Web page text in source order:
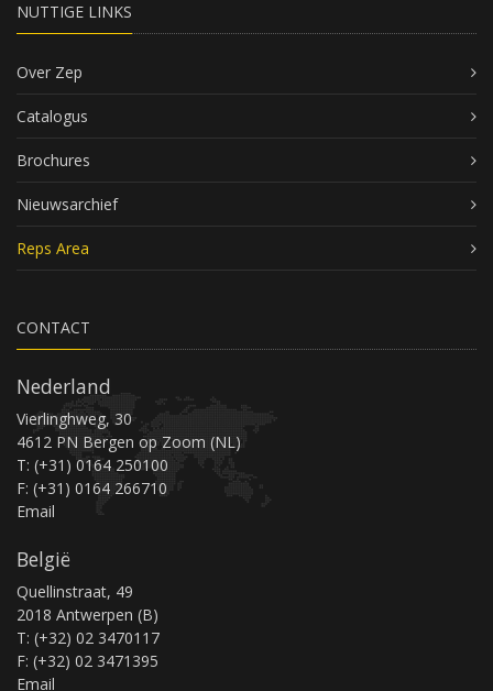
NUTTIGE LINKS
Over Zep
Catalogus
Brochures
Nieuwsarchief
Reps Area
CONTACT
Nederland
Vierlinghweg, 30
4612 PN Bergen op Zoom (NL)
T: (+31) 0164 250100
F: (+31) 0164 266710
Email
België
Quellinstraat, 49
2018 Antwerpen (B)
T: (+32) 02 3470117
F: (+32) 02 3471395
Email